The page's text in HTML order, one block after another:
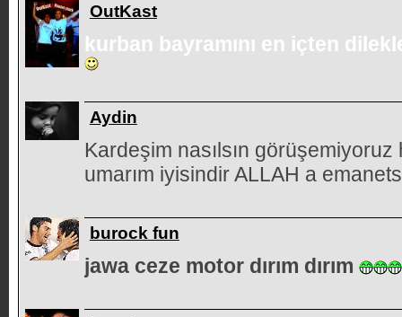
OutKast
kurban bayramını en içten
Aydin
Kardeşim nasılsın görüşemiyoruz
umarım iyisindir ALLAH a
burock fun
jawa ceze motor dırım dırım